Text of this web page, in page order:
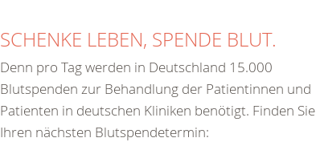
SCHENKE LEBEN, SPENDE BLUT.
Denn pro Tag werden in Deutschland 15.000
Blutspenden zur Behandlung der Patientinnen und
Patienten in deutschen Kliniken benötigt. Finden Sie
Ihren nächsten Blutspendetermin: